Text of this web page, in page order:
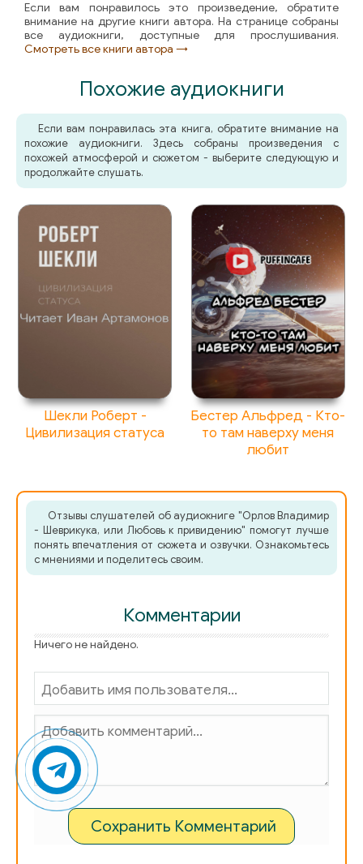
66
67
70
73
74
75
76
79
81
Если вам понравилось это произведение, обратите
внимание на другие книги автора. На странице собраны
все аудиокниги, доступные для прослушивания.
Смотреть все книги автора →
Похожие аудиокниги
Если вам понравилась эта книга, обратите внимание на
похожие аудиокниги. Здесь собраны произведения с
похожей атмосферой и сюжетом - выберите следующую и
продолжайте слушать.
Шекли Роберт -
Цивилизация статуса
Бестер Альфред - Кто-
то там наверху меня
любит
Отзывы слушателей об аудиокниге "Орлов Владимир
- Шеврикука, или Любовь к привидению" помогут лучше
понять впечатления от сюжета и озвучки. Ознакомьтесь
с мнениями и поделитесь своим.
Комментарии
Ничего не найдено.
Сохранить Комментарий